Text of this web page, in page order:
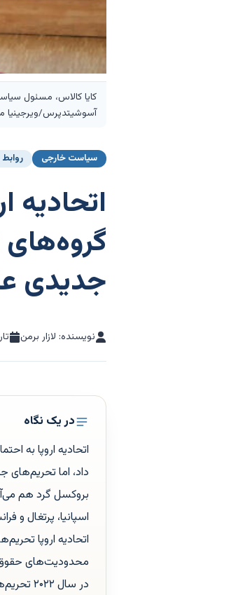
آسوشیتدپرس/ویرجینیا
سیاست خارجی روابط
اتحادیه
گروه‌های
جدیدی
نویسنده: لازار برمن
در یک نگاه
اتحادیه اروپا به
بروکسل گرد هم
اسپانیا، پرتغال
اتحادیه اروپا
محدودیت‌های حقوق
در سال